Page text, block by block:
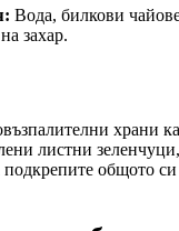
Вода, билкови
захар.
храни
листни
подкрепите общото